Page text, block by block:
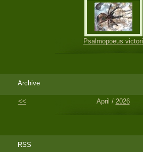
Psalmopoeus victori
Archive
<< April / 2026
RSS